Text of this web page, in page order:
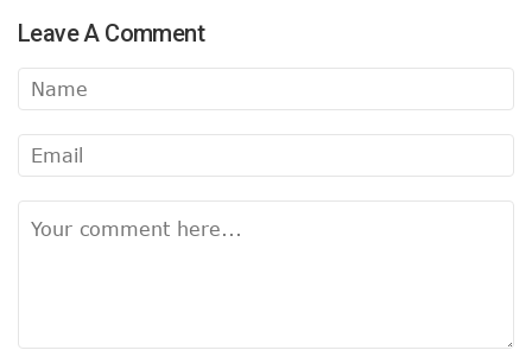
Leave A Comment